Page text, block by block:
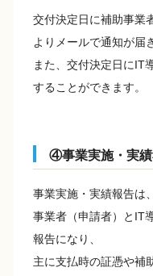
交付決定日に補助事業
よりメールで通知が届
また、交付決定日にIT
することができます。
④事業実施・実績
事業実施・実績報告は
事業者（申請者）とIT
報告になり、
主に支払時の証憑や補